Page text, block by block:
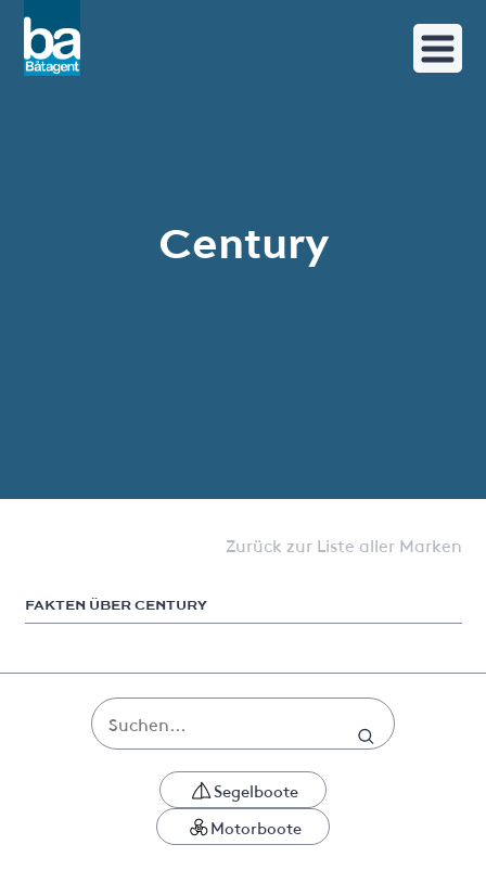
Century
Zurück zur Liste aller Marken
FAKTEN ÜBER CENTURY
Segelboote
Motorboote